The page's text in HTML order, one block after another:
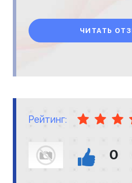
ЧИТАТЬ
Рейтинг:
0